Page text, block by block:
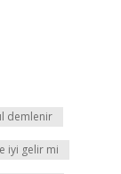
demlenir
iyi gelir mi